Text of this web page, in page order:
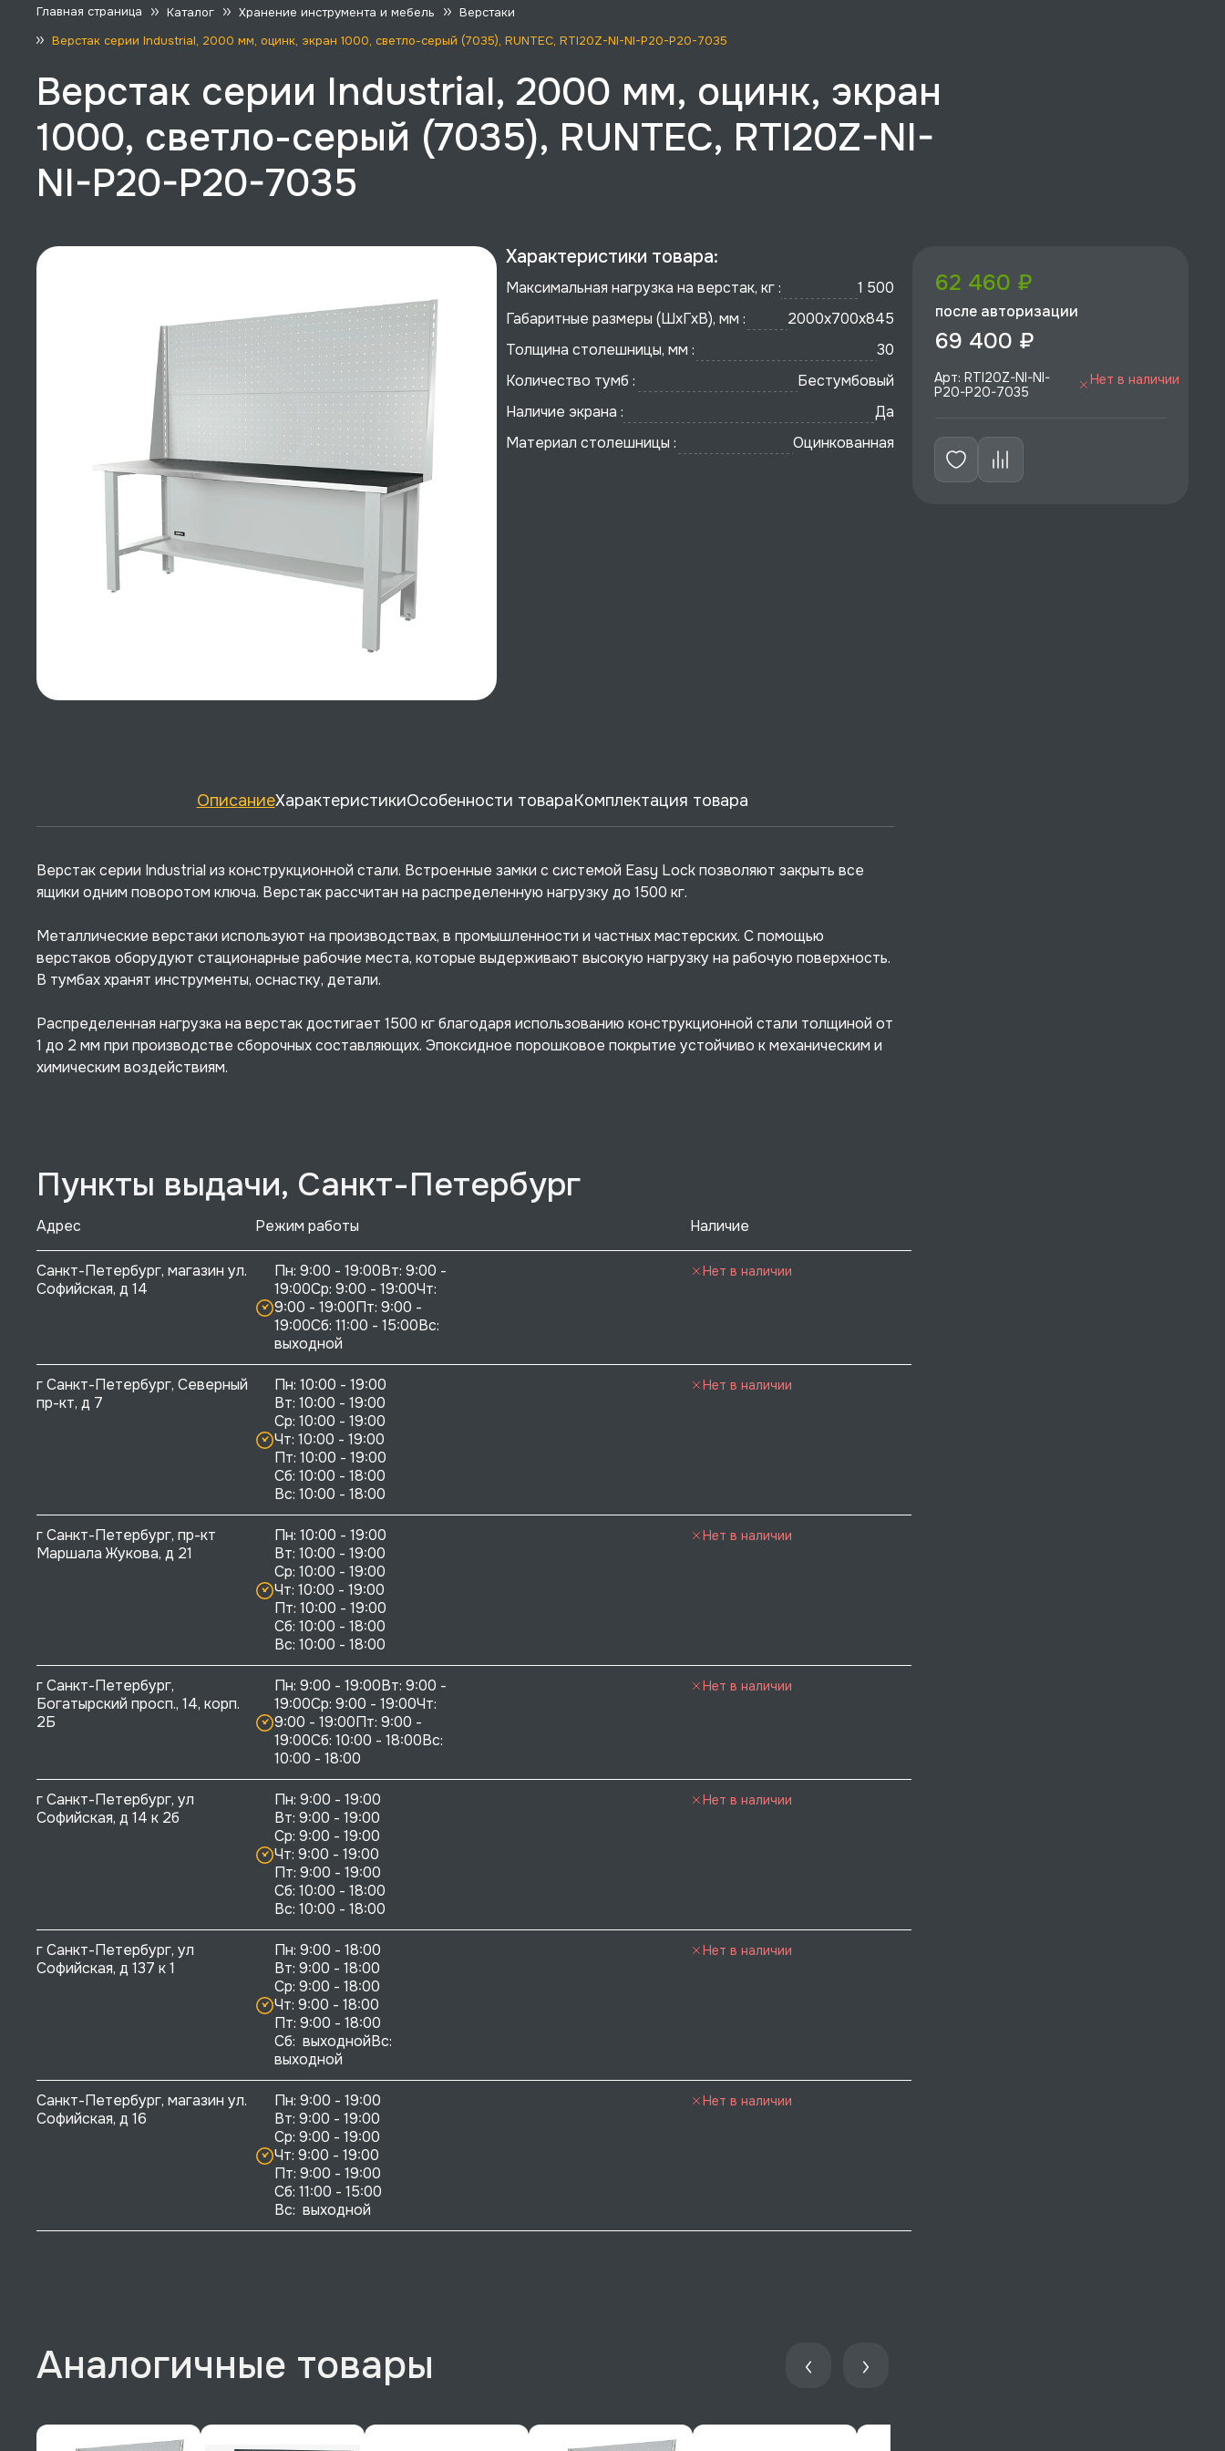
Главная страница Каталог Хранение инструмента и мебель
Верстаки
Верстак серии Industrial, 2000 мм, оцинк, экран 1000, светло-серый (7035), RUNTEC, RTI20Z-NI-NI-P20-P20-7035
Верстак серии Industrial, 2000 мм, оцинк, экран
1000, светло-серый (7035), RUNTEC, RTI20Z-NI-
NI-P20-P20-7035
Характеристики товара:
Максимальная нагрузка на верстак, кг :
1 500
Габаритные размеры (ШхГхВ), мм :
2000x700х845
Толщина столешницы, мм :
30
Количество тумб :
Бестумбовый
Наличие экрана :
Да
Материал столешницы :
Оцинкованная
ОписаниеХарактеристикиОсобенности товараКомплектация товара
Верстак серии Industrial из конструкционной стали. Встроенные замки с системой Easy Lock позволяют закрыть все
ящики одним поворотом ключа. Верстак рассчитан на распределенную нагрузку до 1500 кг.
Металлические верстаки используют на производствах, в промышленности и частных мастерских. С помощью
верстаков оборудуют стационарные рабочие места, которые выдерживают высокую нагрузку на рабочую поверхность.
В тумбах хранят инструменты, оснастку, детали.
Распределенная нагрузка на верстак достигает 1500 кг благодаря использованию конструкционной стали толщиной от
1 до 2 мм при производстве сборочных составляющих. Эпоксидное порошковое покрытие устойчиво к механическим и
химическим воздействиям.
Пункты выдачи, Санкт-Петербург
Адрес Режим работы Наличие
Санкт-Петербург, магазин ул.
Софийская, д 14
Пн: 9:00 - 19:00Вт: 9:00 -
19:00Ср: 9:00 - 19:00Чт:
9:00 - 19:00Пт: 9:00 -
19:00Сб: 11:00 - 15:00Вс:
выходной
Нет в наличии
г Санкт-Петербург, Северный
пр-кт, д 7
Пн: 10:00 - 19:00
Вт: 10:00 - 19:00
Ср: 10:00 - 19:00
Чт: 10:00 - 19:00
Пт: 10:00 - 19:00
Сб: 10:00 - 18:00
Нет в наличии
г Санкт-Петербург, пр-кт
Маршала Жукова, д 21
Пн: 10:00 - 19:00
Вт: 10:00 - 19:00
Ср: 10:00 - 19:00
Чт: 10:00 - 19:00
Пт: 10:00 - 19:00
Сб: 10:00 - 18:00
Нет в наличии
г Санкт-Петербург,
Богатырский просп., 14, корп.
2Б
Пн: 9:00 - 19:00Вт: 9:00 -
19:00Ср: 9:00 - 19:00Чт:
9:00 - 19:00Пт: 9:00 -
19:00Сб: 10:00 - 18:00Вс:
10:00 - 18:00
Нет в наличии
г Санкт-Петербург, ул
Софийская, д 14 к 2б
Пн: 9:00 - 19:00
Вт: 9:00 - 19:00
Ср: 9:00 - 19:00
Чт: 9:00 - 19:00
Пт: 9:00 - 19:00
Сб: 10:00 - 18:00
Нет в наличии
г Санкт-Петербург, ул
Софийская, д 137 к 1
Пн: 9:00 - 18:00
Вт: 9:00 - 18:00
Ср: 9:00 - 18:00
Чт: 9:00 - 18:00
Пт: 9:00 - 18:00
Сб:  выходнойВс:
выходной
Нет в наличии
Санкт-Петербург, магазин ул.
Софийская, д 16
Пн: 9:00 - 19:00
Вт: 9:00 - 19:00
Ср: 9:00 - 19:00
Чт: 9:00 - 19:00
Пт: 9:00 - 19:00
Сб: 11:00 - 15:00
Вс:  выходной
Нет в наличии
Аналогичные товары
62 460 ₽
после авторизации
69 400 ₽
Арт: RTI20Z-NI-NI-
P20-P20-7035
Нет в наличии